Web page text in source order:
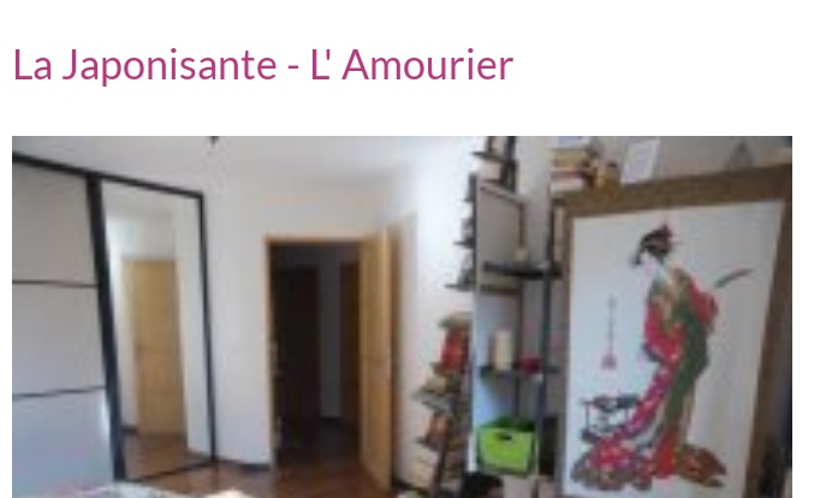
La Japonisante - L' Amourier